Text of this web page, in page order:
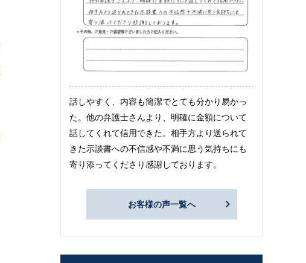
話しやすく、内容も簡潔でとても分かり易かっ
た。他の弁護士さんより、明確に金額について
話してくれて信用できた。相手方より送られて
きた示談書への不信感や不満に思う気持ちにも
寄り添ってくださり感謝しております。
お客様の声一覧へ